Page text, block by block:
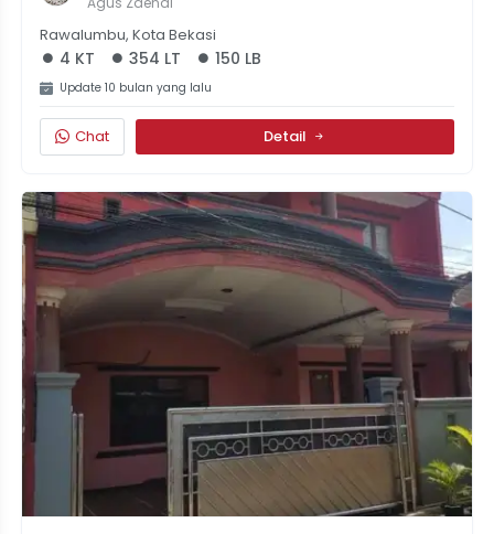
Rawalumbu, Kota Bekasi
4 KT 354 LT 150 LB
Update 10 bulan yang lalu
Chat Detail